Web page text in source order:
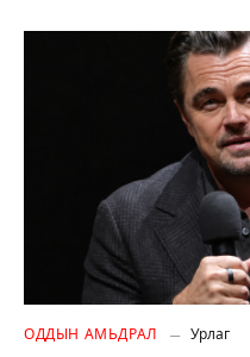
ОДДЫН АМЬДРАЛ Урлаг